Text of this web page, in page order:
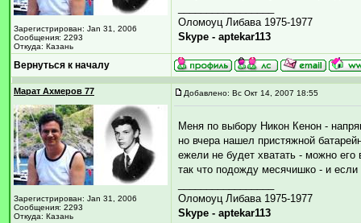
Зарегистрирован: Jan 31, 2006
Сообщения: 2293
Откуда: Казань
Оломоуц Либава 1975-1977
Skype - aptekar113
Вернуться к началу
Марат Ахмеров 77
Зарегистрирован: Jan 31, 2006
Сообщения: 2293
Откуда: Казань
Добавлено: Вс Окт 14, 2007 18:55
Меня по выбору Никон Кенон -
но вчера нашел пристяжной
ежели не будет хватать - можно его
так что подожду месячишко - и
Оломоуц Либава 1975-1977
Skype - aptekar113